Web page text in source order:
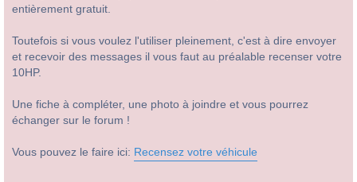
entièrement gratuit.
Toutefois si vous voulez l'utiliser pleinement, c'est à dire envoyer
et recevoir des messages il vous faut au préalable recenser votre
10HP.
Une fiche à compléter, une photo à joindre et vous pourrez
échanger sur le forum !
Vous pouvez le faire ici: Recensez votre véhicule